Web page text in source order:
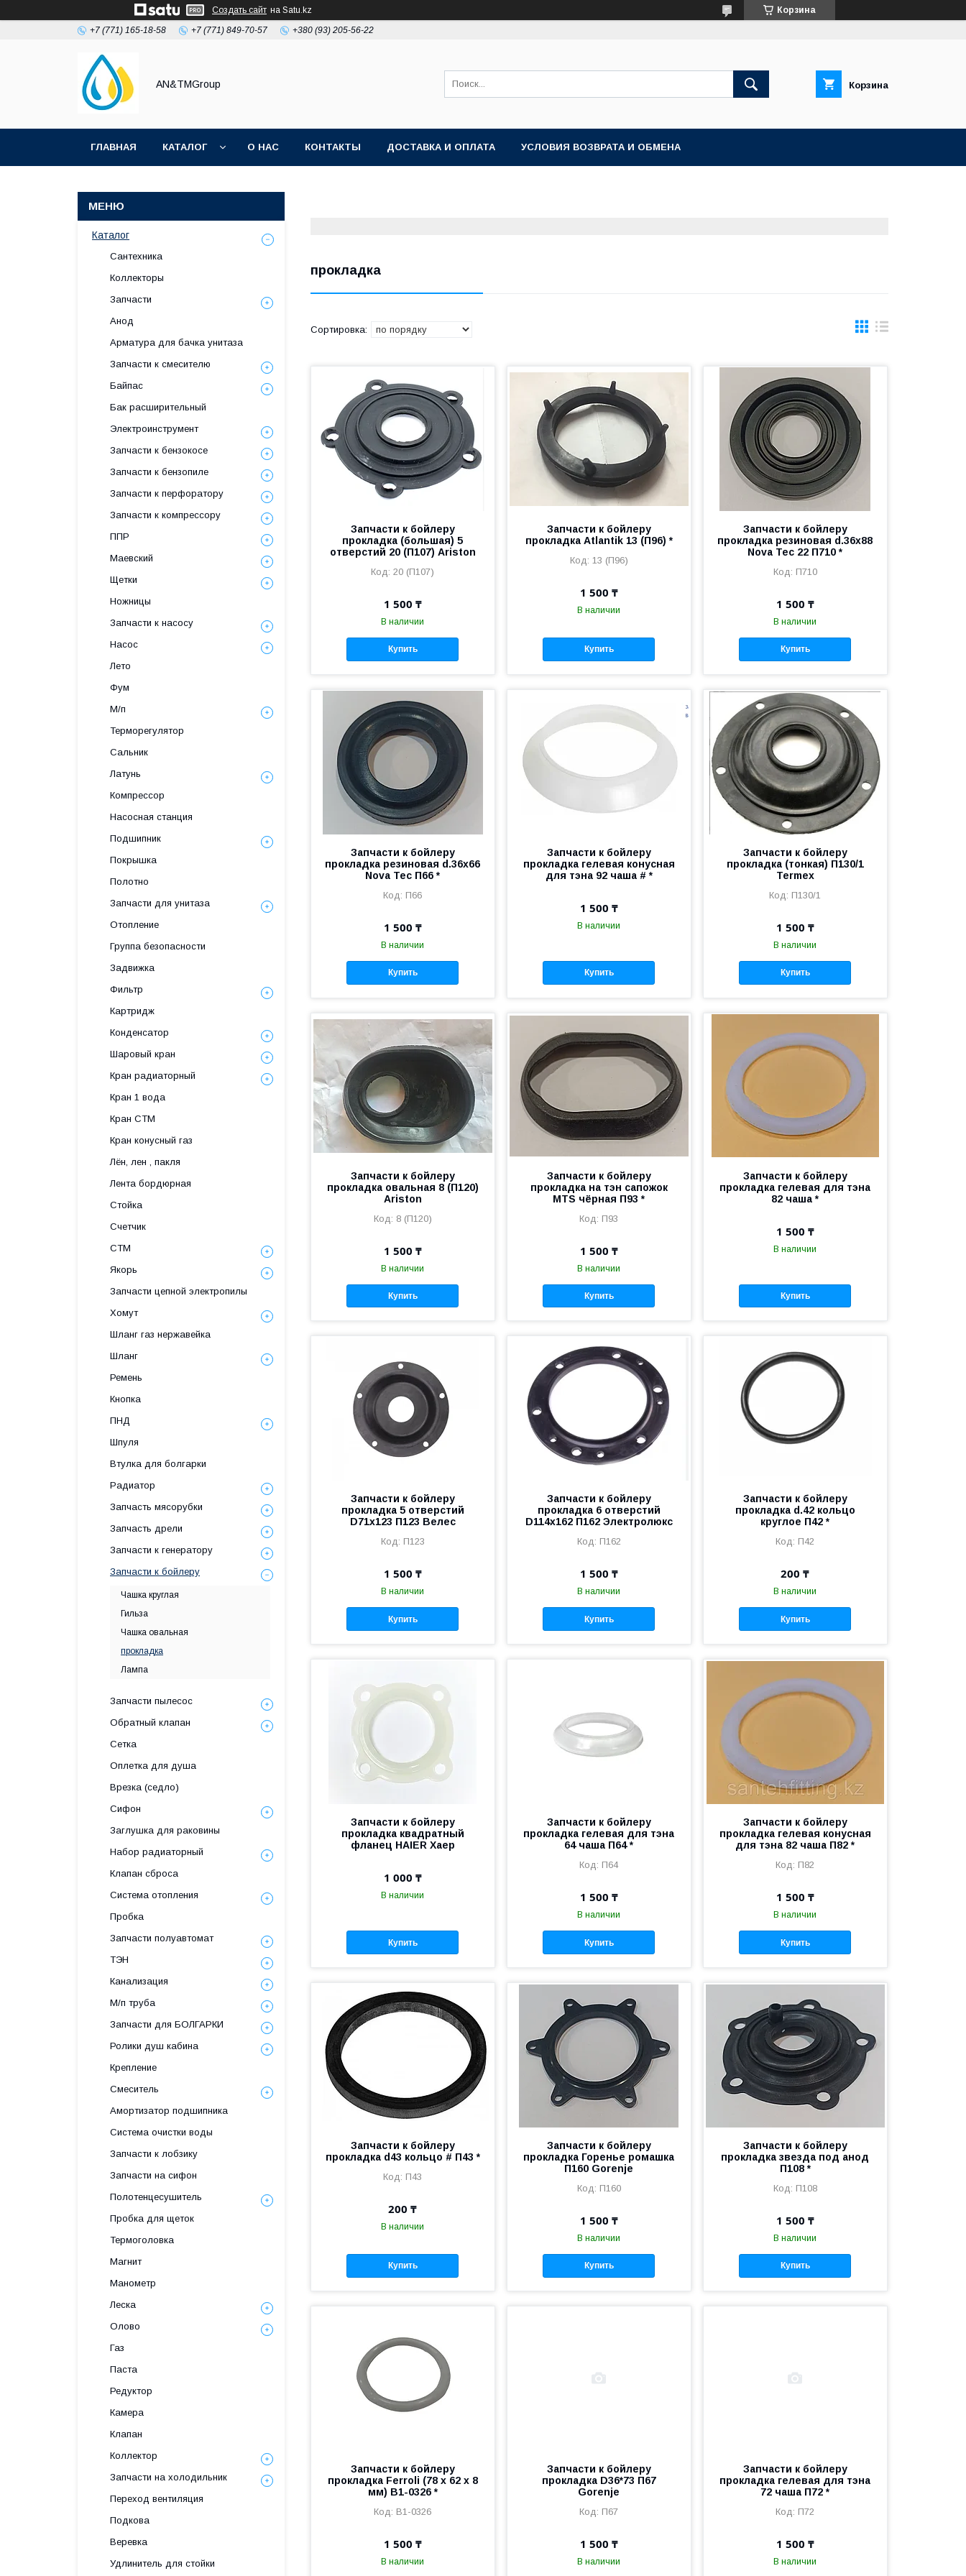
Создать сайт на Satu.kz Корзина
+7 (771) 165-18-58 +7 (771) 849-70-57 +380 (93) 205-56-22
AN&TMGroup Корзина
ГЛАВНАЯ КАТАЛОГ О НАС КОНТАКТЫ ДОСТАВКА И ОПЛАТА УСЛОВИЯ ВОЗВРАТА И ОБМЕНА
прокладка
Запчасти к бойлеру
прокладка (большая) 5
отверстий 20 (П107) Ariston
20 (П107)
1 500 ₸
В наличии
Купить
Запчасти к бойлеру
прокладка Atlantik 13 (П96) *
13 (П96)
1 500 ₸
В наличии
Купить
Запчасти к бойлеру
прокладка резиновая d.36х88
Nova Tec 22 П710 *
П710
1 500 ₸
В наличии
Купить
Запчасти к бойлеру
прокладка резиновая d.36х66
Nova Tec П66 *
П66
1 500 ₸
В наличии
Купить
Запчасти к бойлеру
прокладка гелевая конусная
для тэна 92 чаша # *
1 500 ₸
В наличии
Купить
Запчасти к бойлеру
прокладка (тонкая) П130/1
Termex
П130/1
1 500 ₸
В наличии
Купить
Запчасти к бойлеру
прокладка овальная 8 (П120)
Ariston
8 (П120)
1 500 ₸
В наличии
Купить
Запчасти к бойлеру
прокладка на тэн сапожок
MTS чёрная П93 *
П93
1 500 ₸
В наличии
Купить
Запчасти к бойлеру
прокладка гелевая для тэна
82 чаша *
1 500 ₸
В наличии
Купить
Запчасти к бойлеру
прокладка 5 отверстий
D71x123 П123 Велес
П123
1 500 ₸
В наличии
Купить
Запчасти к бойлеру
прокладка 6 отверстий
D114x162 П162 Электролюкс
П162
1 500 ₸
В наличии
Купить
Запчасти к бойлеру
прокладка d.42 кольцо
круглое П42 *
П42
200 ₸
В наличии
Купить
Запчасти к бойлеру
прокладка квадратный
фланец HAIER Хаер
1 000 ₸
В наличии
Купить
Запчасти к бойлеру
прокладка гелевая для тэна
64 чаша П64 *
П64
1 500 ₸
В наличии
Купить
Запчасти к бойлеру
прокладка гелевая конусная
для тэна 82 чаша П82 *
П82
1 500 ₸
В наличии
Купить
Запчасти к бойлеру
прокладка d43 кольцо # П43 *
П43
200 ₸
В наличии
Купить
Запчасти к бойлеру
прокладка Горенье ромашка
П160 Gorenje
П160
1 500 ₸
В наличии
Купить
Запчасти к бойлеру
прокладка звезда под анод
П108 *
П108
1 500 ₸
В наличии
Купить
Запчасти к бойлеру
прокладка Ferroli (78 x 62 x 8
мм) B1-0326 *
B1-0326
1 500 ₸
В наличии
Запчасти к бойлеру
прокладка D36*73 П67
Gorenje
П67
1 500 ₸
В наличии
Запчасти к бойлеру
прокладка гелевая для тэна
72 чаша П72 *
П72
1 500 ₸
В наличии
Каталог
Сантехника
Коллекторы
Запчасти
Анод
Арматура для бачка унитаза
Запчасти к смесителю
Байпас
Бак расширительный
Электроинструмент
Запчасти к бензокосе
Запчасти к бензопиле
Запчасти к перфоратору
Запчасти к компрессору
ППР
Маевский
Щетки
Ножницы
Запчасти к насосу
Насос
Лето
Фум
М/п
Терморегулятор
Сальник
Латунь
Компрессор
Насосная станция
Подшипник
Покрышка
Полотно
Запчасти для унитаза
Отопление
Группа безопасности
Задвижка
Фильтр
Картридж
Конденсатор
Шаровый кран
Кран радиаторный
Кран 1 вода
Кран СТМ
Кран конусный газ
Лён, лен , пакля
Лента бордюрная
Стойка
Счетчик
СТМ
Якорь
Запчасти цепной электропилы
Хомут
Шланг газ нержавейка
Шланг
Ремень
Кнопка
ПНД
Шпуля
Втулка для болгарки
Радиатор
Запчасть мясорубки
Запчасть дрели
Запчасти к генератору
Запчасти к бойлеру
Чашка круглая
Гильза
Чашка овальная
прокладка
Лампа
Запчасти пылесос
Обратный клапан
Сетка
Оплетка для душа
Врезка (седло)
Сифон
Заглушка для раковины
Набор радиаторный
Клапан сброса
Система отопления
Пробка
Запчасти полуавтомат
ТЭН
Канализация
М/п труба
Запчасти для БОЛГАРКИ
Ролики душ кабина
Крепление
Смеситель
Амортизатор подшипника
Система очистки воды
Запчасти к лобзику
Запчасти на сифон
Полотенцесушитель
Пробка для щеток
Термоголовка
Магнит
Манометр
Леска
Олово
Газ
Паста
Редуктор
Камера
Клапан
Коллектор
Запчасти на холодильник
Переход вентиляция
Подкова
Веревка
Удлинитель для стойки